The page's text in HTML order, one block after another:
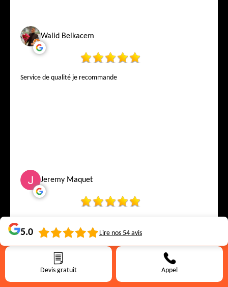
Devis gratuit Appel
Walid Belkacem
Service de qualité je recommande
Jeremy Maquet
5.0 Lire nos 54 avis